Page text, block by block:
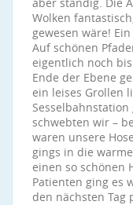
Wolken
gewesen wäre!
Auf schönen
eigentlich noch
Ende der Ebene
ein leises Grollen
schwebten wir –
waren unsere
gings in die
einen so schönen
Patienten ging es
den nächsten Tag